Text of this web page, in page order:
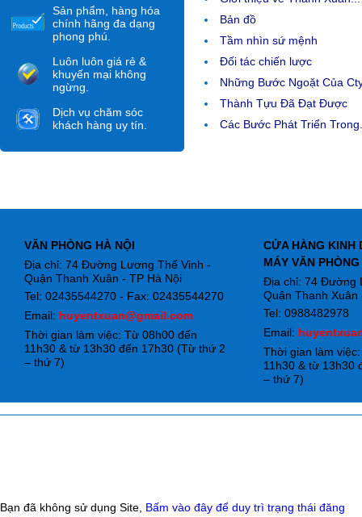
Sản phẩm, hàng hóa
chính hãng đa dạng
phong phú.
Luôn luôn giá rẻ &
khuyến mại không
ngừng.
Dịch vụ chăm sóc
khách hàng uy tín.
Bản đồ
Tầm nhìn sứ mệnh
Đối tác chiến lược
Những Bước Ngoặt Của
Thành Tựu Đã Đạt Được
Các Bước Phát Triển
VĂN PHÒNG HÀ NỘI
Địa chỉ: 74 Đường Lương Thế Vinh -
Quận Thanh Xuân - TP Hà Nội
Tel: 02435544270 - Fax: 02435544270
Email: huyentxuan@gmail.com
Thời gian làm việc: Từ 08h00 đến
11h30 & từ 13h30 đến 17h30 (Từ thứ 2
– thứ 7)
CỬA HÀNG KINH
MÁY VĂN PHÒNG
Địa chỉ: 74 Đường
Quận Thanh Xuân
Tel: 0988482978
Email:
Thời gian làm
11h30 & từ 13h30
– thứ 7)
Bạn đã không sử dụng Site, Bấm vào đây để duy trì trạng thái đăng